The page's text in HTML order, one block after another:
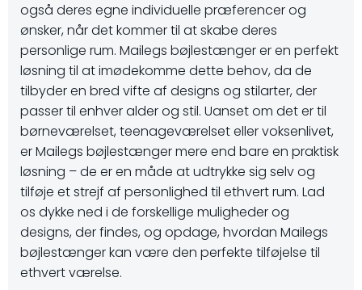
også deres egne individuelle præferencer og
ønsker, når det kommer til at skabe deres
personlige rum. Mailegs bøjlestænger er en perfekt
løsning til at imødekomme dette behov, da de
tilbyder en bred vifte af designs og stilarter, der
passer til enhver alder og stil. Uanset om det er til
børneværelset, teenageværelset eller voksenlivet,
er Mailegs bøjlestænger mere end bare en praktisk
løsning – de er en måde at udtrykke sig selv og
tilføje et strejf af personlighed til ethvert rum. Lad
os dykke ned i de forskellige muligheder og
designs, der findes, og opdage, hvordan Mailegs
bøjlestænger kan være den perfekte tilføjelse til
ethvert værelse.